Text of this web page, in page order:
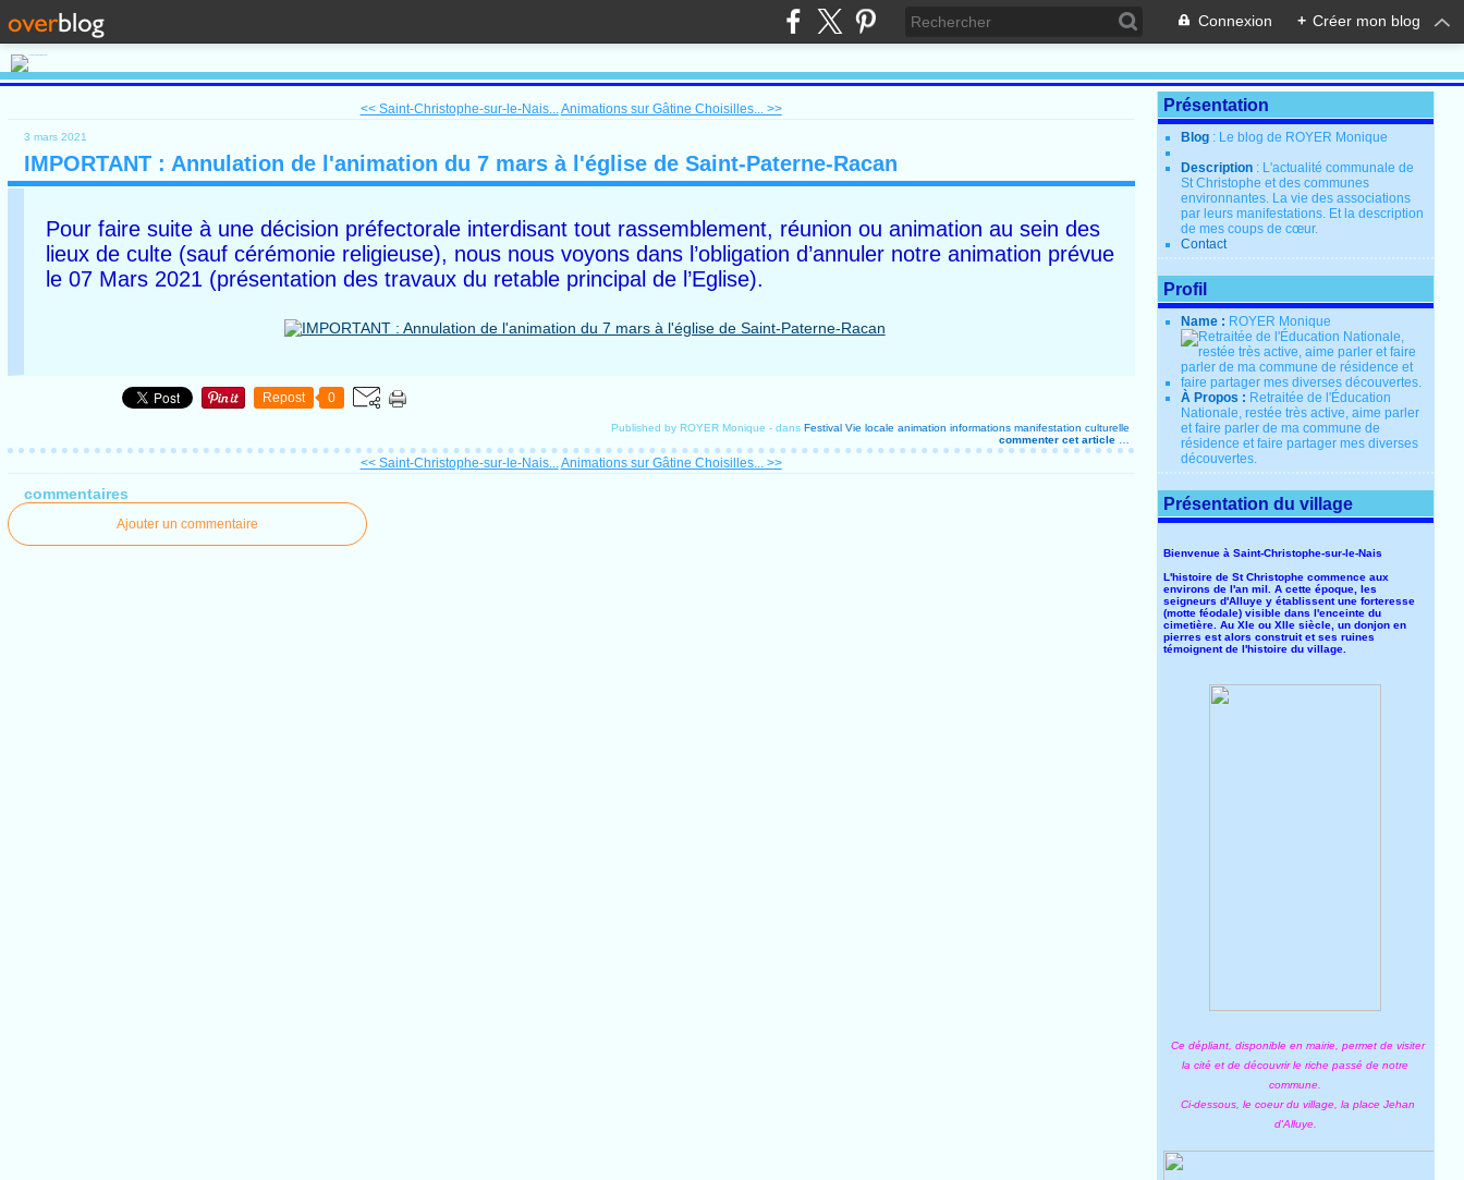
Connexion + Créer mon blog
<< Saint-Christophe-sur-le-Nais... Animations sur Gâtine Choisilles... >>
3 mars 2021
IMPORTANT : Annulation de l'animation du 7 mars à l'église de Saint-Paterne-Racan
Pour faire suite à une décision préfectorale interdisant tout rassemblement, réunion ou animation au sein des
lieux de culte (sauf cérémonie religieuse), nous nous voyons dans l’obligation d’annuler notre animation prévue
le 07 Mars 2021 (présentation des travaux du retable principal de l’Eglise).
Repost 0
Published by ROYER Monique -dans Festival Vie locale animation informations manifestation culturelle
commenter cet article
<< Saint-Christophe-sur-le-Nais... Animations sur Gâtine Choisilles... >>
commentaires
Ajouter un commentaire
Présentation
Blog : Le blog de ROYER Monique
Description : L'actualité communale de
St Christophe et des communes
environnantes. La vie des associations
par leurs manifestations. Et la description
de mes coups de cœur.
Contact
Profil
Name : ROYER Monique
À Propos : Retraitée de l'Éducation
Nationale, restée très active, aime parler
et faire parler de ma commune de
résidence et faire partager mes diverses
découvertes.
Présentation du village
Bienvenue à Saint-Christophe-sur-le-Nais
L'histoire de St Christophe commence aux
environs de l'an mil. A cette époque, les
seigneurs d'Alluye y établissent une forteresse
(motte féodale) visible dans l'enceinte du
cimetière. Au XIe ou XIIe siècle, un donjon en
pierres est alors construit et ses ruines
témoignent de l'histoire du village.
Ce dépliant, disponible en mairie, permet de visiter
la cité et de découvrir le riche passé de notre
commune.
Ci-dessous, le coeur du village, la place Jehan
d'Alluye.